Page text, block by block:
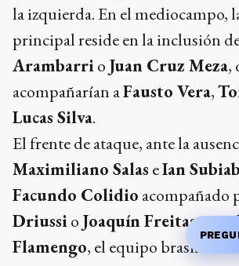
la izquierda. En el mediocampo,
principal reside en la inclusión
Arambarrio Juan Cruz Meza,
acompañarían aFausto Vera,
Lucas Silva.
El frente de ataque, ante la
Maximiliano Salas eIan
Facundo Colidio acompañado
Driussio Joaquín Freitas. Por
Flamengo, el equipo brasileño